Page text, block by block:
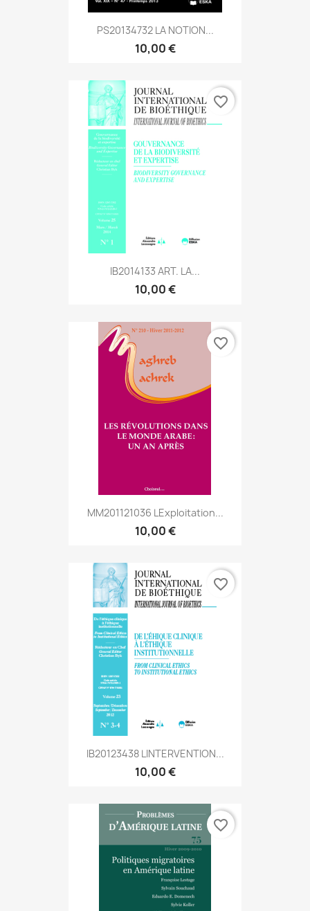
PS20134732 LA NOTION...
10,00 €
IB2014133 ART. LA...
10,00 €
favorite_border
MM201121036 Lexploitation...
10,00 €
favorite_border
IB20123438 LINTERVENTION...
10,00 €
favorite_border
favorite_border